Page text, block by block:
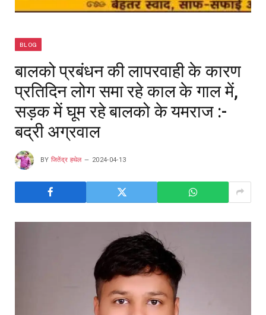
BLOG
बालको प्रबंधन की लापरवाही के कारण
प्रतिदिन लोग समा रहे काल के गाल में,
सड़क में घूम रहे बालको के यमराज :-
बद्री अग्रवाल
BY जितेंद्र हथेल 2024-04-13